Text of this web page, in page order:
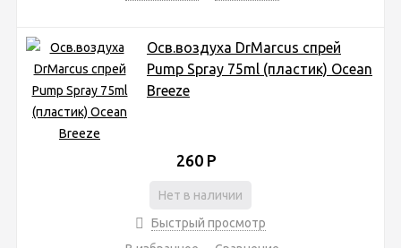
Осв.воздуха DrMarcus спрей
Pump Spray 75ml (пластик) Ocean
Breeze
260 Р
Нет в наличии
Быстрый просмотр